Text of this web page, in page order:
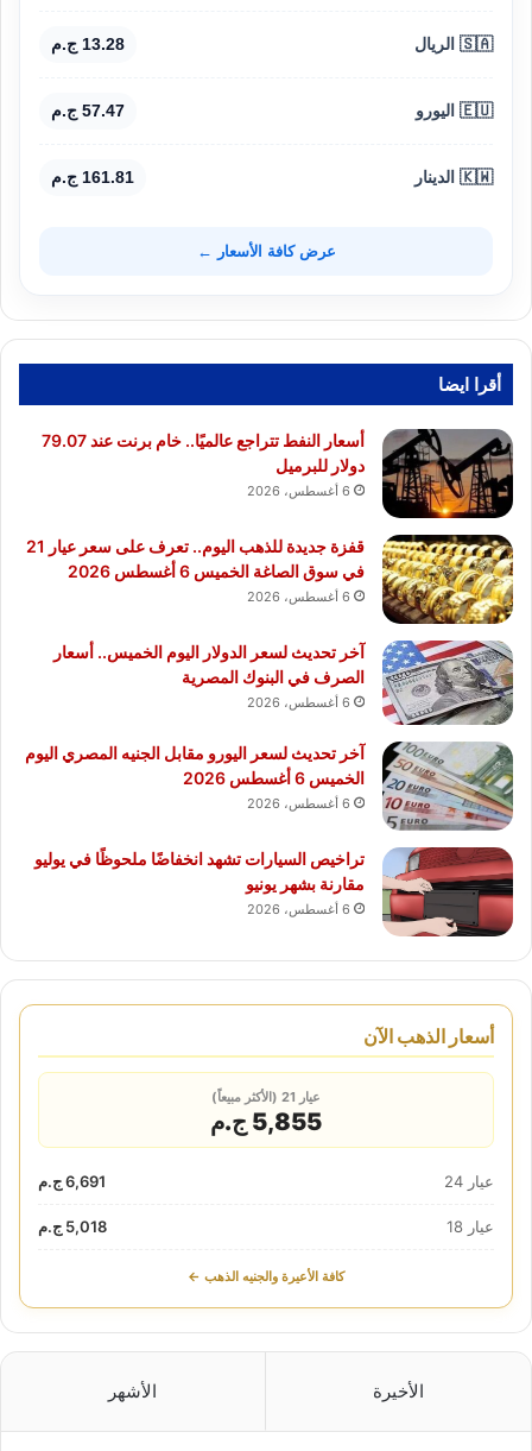
🇸🇦 الريال 13.28 ج.م
🇪🇺 اليورو 57.47 ج.م
🇰🇼 الدينار 161.81 ج.م
عرض كافة الأسعار ←
أقرا ايضا
أسعار النفط تتراجع عالميًا.. خام برنت عند 79.07
دولار للبرميل
6 أغسطس، 2026
قفزة جديدة للذهب اليوم.. تعرف على سعر عيار 21
في سوق الصاغة الخميس 6 أغسطس 2026
6 أغسطس، 2026
آخر تحديث لسعر الدولار اليوم الخميس.. أسعار
الصرف في البنوك المصرية
6 أغسطس، 2026
آخر تحديث لسعر اليورو مقابل الجنيه المصري اليوم
الخميس 6 أغسطس 2026
6 أغسطس، 2026
تراخيص السيارات تشهد انخفاضًا ملحوظًا في يوليو
مقارنة بشهر يونيو
6 أغسطس، 2026
أسعار الذهب الآن
عيار 21 (الأكثر مبيعاً)
5,855 ج.م
عيار 24 6,691 ج.م
عيار 18 5,018 ج.م
كافة الأعيرة والجنيه الذهب ←
الأخيرة الأشهر